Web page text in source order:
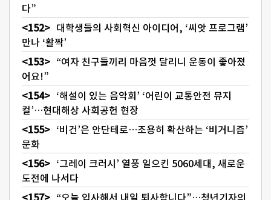
다”
대학생들의 사회혁신 아이디어, ‘씨앗 프로그램’
만나 ‘활짝’
“여자 친구들끼리 마음껏 달리니 운동이 좋아졌
어요!”
‘해설이 있는 음악회’ ‘어린이 교통안전 뮤지
컬’…현대해상 사회공헌 현장
‘비건’은 안단테로…조용히 확산하는 ‘비거니즘’
문화
‘그레이 크러시’ 열풍 일으킨 5060세대, 새로운
도전에 나서다
“오늘 입사해서 내일 퇴사합니다”…청년기자의